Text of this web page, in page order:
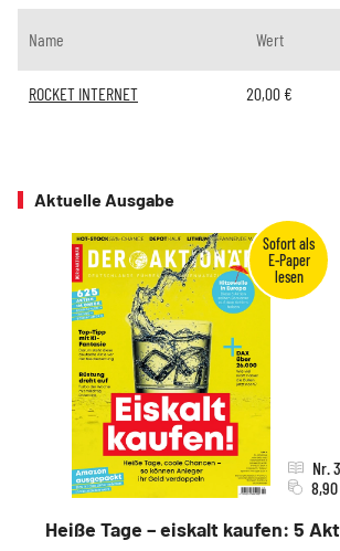
Name Wert
ROCKET INTERNET 20,00 €
Aktuelle Ausgabe
Heiße Tage – eiskalt kaufen: 5
Nr.